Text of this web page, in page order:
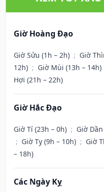
Giờ Hoàng Đạo
Giờ Sửu (1h – 2h) ; Giờ
12h) ; Giờ Mùi (13h – 14h)
Hợi (21h – 22h)
Giờ Hắc Đạo
Giờ Tí (23h – 0h) ; Giờ
; Giờ Tỵ (9h – 10h) ; Giờ
– 18h)
Các Ngày Kỵ